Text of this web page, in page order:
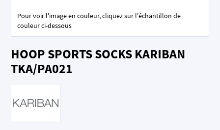
HOOP SPORTS SOCKS KARIBAN
TKA/PA021
Pour voir l'image en couleur, cliquez sur l'échantillon de
couleur ci-dessous
to
the
beginning
images
gallery